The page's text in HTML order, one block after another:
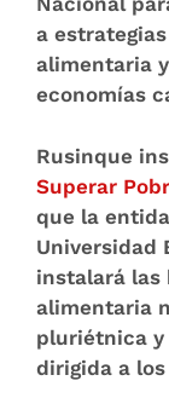
a
alimentaria
economías
Rusinque
Superar
que la
Universidad
instalará las
alimentaria
pluriétnica
dirigida a